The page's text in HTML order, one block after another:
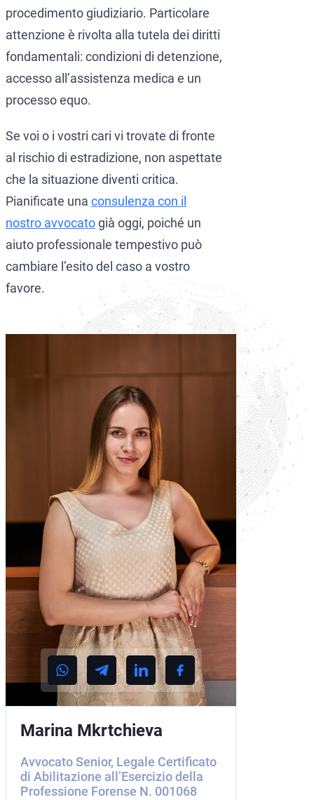
procedimento giudiziario. Particolare
attenzione è rivolta alla tutela dei diritti
fondamentali: condizioni di detenzione,
accesso all’assistenza medica e un
processo equo.
Se voi o i vostri cari vi trovate di fronte
al rischio di estradizione, non aspettate
che la situazione diventi critica.
Pianificate una consulenza con il
nostro avvocatogià oggi, poiché un
aiuto professionale tempestivo può
cambiare l’esito del caso a vostro
favore.
Marina Mkrtchieva
Avvocato Senior, Legale Certificato
di Abilitazione all’Esercizio della
Professione Forense N. 001068